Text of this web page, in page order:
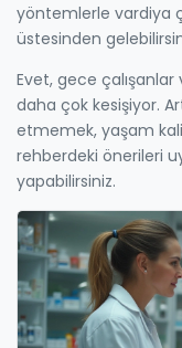
yöntemlerle vardiya
üstesinden
Evet, gece
daha çok kesişiyor.
etmemek, yaşam
rehberdeki önerileri
yapabilirsiniz.